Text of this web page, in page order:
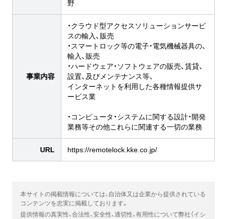
野
事業内容
・クラウド型アクセスソリューションサービ
スの輸入、販売
・スマートロック等の電子・電気機械器具の、
輸入、販売
・ハードウェア・ソフトウェアの販売、賃貸、
設置、及びメンテナンス等、
インターネットを利用した各種情報提供サ
ービス業
・コンピュータ・システムに関する設計・開発
業務等その他これらに関連する一切の業務
URL https://remotelock.kke.co.jp/
本サイトの掲載情報については、自治体又は企業から提供されている
コンテンツを忠実に掲載しております。
提供情報の真実性、合法性、安全性、適切性、有用性について弊社（イシ